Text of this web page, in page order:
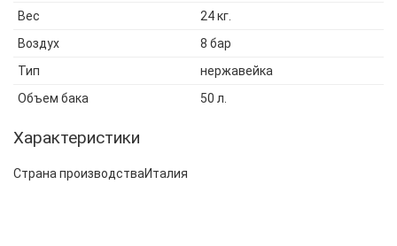
Вес
24 кг.
Воздух
8 бар
Тип
нержавейка
Объем бака
50 л.
Характеристики
Страна производстваИталия